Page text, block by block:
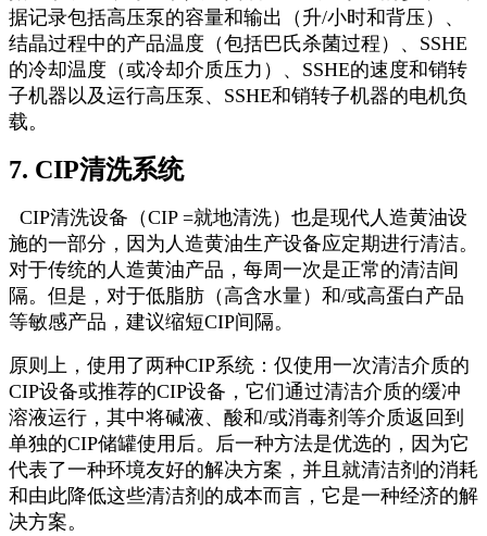
据记录包括高压泵的容量和输出（升/小时和背压）、
结晶过程中的产品温度（包括巴氏杀菌过程）、SSHE
的冷却温度（或冷却介质压力）、SSHE的速度和销转
子机器以及运行高压泵、SSHE和销转子机器的电机负
载。
7. CIP清洗系统
CIP清洗设备（CIP =就地清洗）也是现代人造黄油设
施的一部分，因为人造黄油生产设备应定期进行清洁。
对于传统的人造黄油产品，每周一次是正常的清洁间
隔。但是，对于低脂肪（高含水量）和/或高蛋白产品
等敏感产品，建议缩短CIP间隔。
原则上，使用了两种CIP系统：仅使用一次清洁介质的
CIP设备或推荐的CIP设备，它们通过清洁介质的缓冲
溶液运行，其中将碱液、酸和/或消毒剂等介质返回到
单独的CIP储罐使用后。后一种方法是优选的，因为它
代表了一种环境友好的解决方案，并且就清洁剂的消耗
和由此降低这些清洁剂的成本而言，它是一种经济的解
决方案。